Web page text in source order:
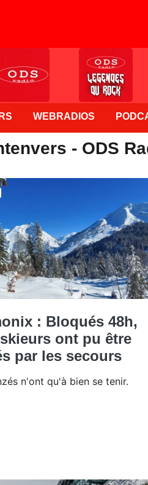
WEBRADIOS
- ODS
: Bloqués 48h,
ont pu être
par les secours
n'ont qu'à bien se tenir.